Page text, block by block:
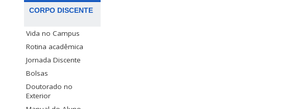
CORPO DISCENTE
Vida no Campus
Rotina acadêmica
Jornada Discente
Bolsas
Doutorado no
Exterior